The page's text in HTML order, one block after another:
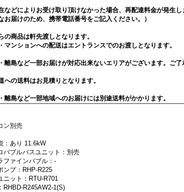
などによりお受け取り頂けなかった場合、再配達料金が発生し
お届けのため、携帯電話番号をご記入ください。）
の商品は軒先渡しとなります。
マンションへの配送はエントランスでのお渡しとなります。
離島など一部お届けが対応出来ないエリアがございます。ご了
への送料はお見積りとなります。
離島など一部地域へのお届けには別途送料がかかります。
ン別売
：あり 11.6kW
バブルバスユニット：別売
ファインバブル：-
ンプ：RHP-R225
ニット：RTU-R701
RHBD-R245AW2-1(S)